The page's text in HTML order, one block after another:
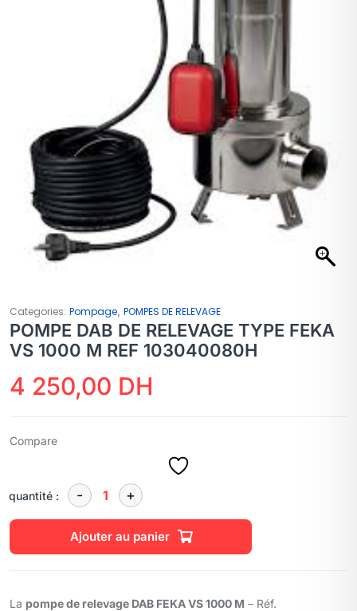
Categories: Pompage POMPES DE RELEVAGE
POMPE DAB DE RELEVAGE TYPE FEKA
VS 1000 M REF 103040080H
4 250,00 DH
Compare
quantité :
Ajouter au panier
La pompe de relevage DAB FEKA VS 1000 M – Réf.